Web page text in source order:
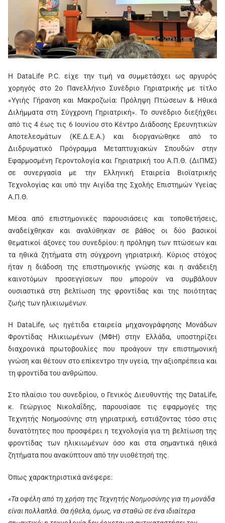
H DataLife P.C. είχε την τιμή να συμμετάσχει ως αργυρός
χορηγός στο 2ο Πανελλήνιο Συνέδριο Γηριατρικής με τίτλο
«Υγιής Γήρανση και Μακροζωία: Πρόληψη Πτώσεων & Ηθικά
Διλήμματα στη Σύγχρονη Γηριατρική». Το συνέδριο διεξήχθει
από τις 4 έως τις 6 Ιουνίου στο Κέντρο Διάδοσης Ερευνητικών
Αποτελεσμάτων (ΚΕ.Δ.Ε.Α.) και διοργανώθηκε από το
Διιδρυματικό Πρόγραμμα Μεταπτυχιακών Σπουδών στην
Εφαρμοσμένη Γεροντολογία και Γηριατρική του Α.Π.Θ. (ΔιΠΜΣ)
σε συνεργασία με την Ελληνική Εταιρεία Βιοϊατρικής
Τεχνολογίας και υπό την Αιγίδα της Σχολής Επιστημών Υγείας
Α.Π.Θ.
Μέσα από επιστημονικές παρουσιάσεις και τοποθετήσεις,
αναδείχθηκαν και αναλύθηκαν σε βάθος οι δύο βασικοί
θεματικοί άξονες του συνεδρίου: η πρόληψη των πτώσεων και
τα ηθικά ζητήματα στη σύγχρονη γηριατρική. Κύριος στόχος
ήταν η διάδοση της επιστημονικής γνώσης και η ανάδειξη
καινοτόμων προσεγγίσεων που μπορούν να συμβάλουν
ουσιαστικά στη βελτίωση της φροντίδας και της ποιότητας
ζωής των ηλικιωμένων.
Η DataLife, ως ηγέτιδα εταιρεία μηχανογράφησης Μονάδων
Φροντίδας Ηλικιωμένων (ΜΦΗ) στην Ελλάδα, υποστηρίζει
διαχρονικά πρωτοβουλίες που προάγουν την επιστημονική
γνώση και θέτουν στο επίκεντρο την υγεία, την αξιοπρέπεια και
τη φροντίδα του ανθρώπου.
Στο πλαίσιο του συνεδρίου, ο Γενικός Διευθυντής της DataLife,
κ. Γεώργιος Νικολαΐδης, παρουσίασε τις εφαρμογές της
Τεχνητής Νοημοσύνης στη γηριατρική, εστιάζοντας τόσο στις
δυνατότητες που προσφέρει η τεχνολογία για τη βελτίωση της
φροντίδας των ηλικιωμένων όσο και στα σημαντικά ηθικά
ζητήματα που ανακύπτουν από την υιοθέτησή της.
Όπως χαρακτηριστικά ανέφερε:
«Τα οφέλη από τη χρήση της Τεχνητής Νοημοσύνης για τη μονάδα
είναι πολλαπλά. Θα ήθελα, όμως, να σταθώ σε ένα ιδιαίτερα